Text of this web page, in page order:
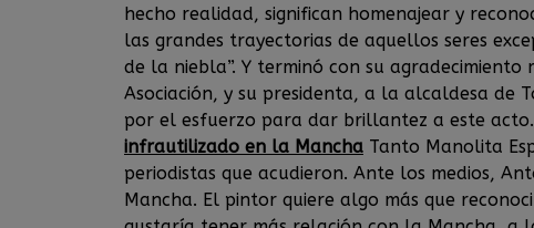
hecho realidad, significan homenajear y
las grandes trayectorias de aquellos seres
de la niebla”. Y terminó con su
Asociación, y su presidenta, a la alcaldesa de
por el esfuerzo para dar brillantez a este acto.
infrautilizado en la Mancha Tanto Manolita
periodistas que acudieron. Ante los medios,
Mancha. El pintor quiere algo más que